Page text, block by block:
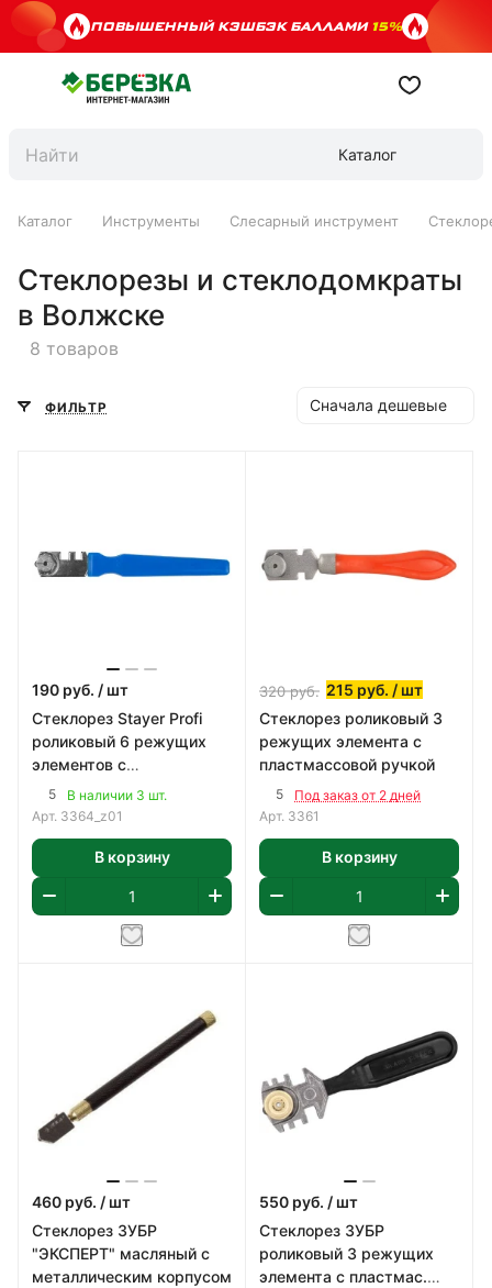
ПОВЫШЕННЫЙ КЭШБЭК БАЛЛАМИ15%
Каталог
Каталог Инструменты Слесарный инструмент
Стеклорезы и стеклодомкраты
в Волжске
8 товаров
ФИЛЬТР Сначала дешевые
190 руб. / шт
Стеклорез Stayer Profi
роликовый 6 режущих
элементов с
пластмассовой ручкой
5
В наличии 3 шт.
Арт. 3364_z01
В корзину
320руб. 215 руб. / шт
Стеклорез роликовый 3
режущих элемента с
пластмассовой ручкой
5
Под заказ от 2 дней
Арт. 3361
В корзину
460 руб. / шт
Стеклорез ЗУБР
"ЭКСПЕРТ" масляный с
металлическим корпусом
550 руб. / шт
Стеклорез ЗУБР
роликовый 3 режущих
элемента с пластмас.